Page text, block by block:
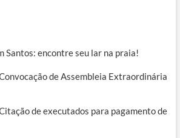
Santos: encontre seu lar na praia!
de Assembleia Extraordinária
de executados para pagamento de